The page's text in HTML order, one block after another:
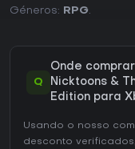
Géneros:
RPG.
Q
Onde
Nicktoons &
Edition para
Usando o nosso
desconto